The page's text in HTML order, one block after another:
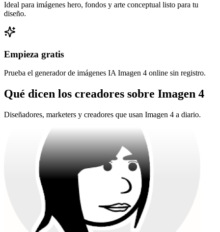
Ideal para imágenes hero, fondos y arte conceptual listo para tu
diseño.
Empieza gratis
Prueba el generador de imágenes IA Imagen 4 online sin registro.
Qué dicen los creadores sobre Imagen 4
Diseñadores, marketers y creadores que usan Imagen 4 a diario.
La luz y textura de Imagen 4 parecen fotografía real, ideales para
fondos.